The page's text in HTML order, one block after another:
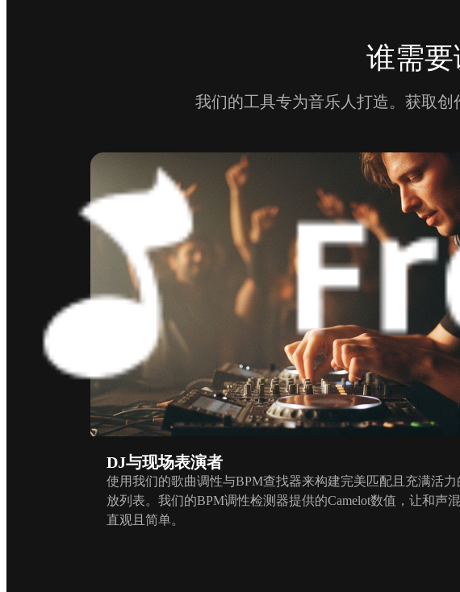
谁需要
我们的工具专为音乐人打造。获取创
DJ与现场表演者
使用我们的歌曲调性与BPM查找器来构建完美匹配且充满活力
放列表。我们的BPM调性检测器提供的Camelot数值，让和声
直观且简单。